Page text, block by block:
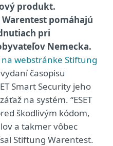
produkt.
pomáhajú
pri
Nemecka.
webstránke Stiftung
časopisu
Smart Security jeho
na systém. “ESET
škodlivým kódom,
a takmer vôbec
Stiftung Warentest.